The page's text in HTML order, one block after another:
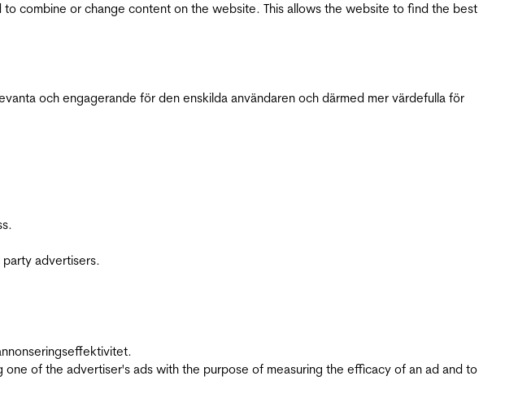
combine or change content on the website. This allows the website to find the best
och engagerande för den enskilda användaren och därmed mer värdefulla för
advertisers.
of the advertiser's ads with the purpose of measuring the efficacy of an ad and to